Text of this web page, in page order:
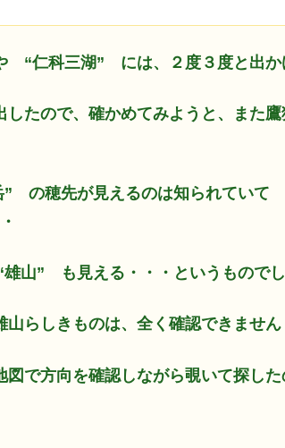
“仁科三湖” には、２度３度と出か
たので、確かめてみようと、また
の穂先が見えるのは知られていて
山” も見える・・・というもので
らしきものは、全く確認できません
で方向を確認しながら覗いて探した